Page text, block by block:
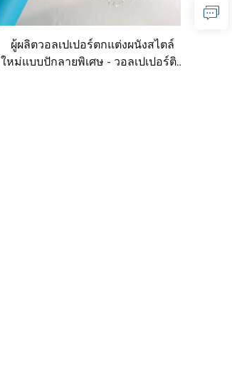
ผู้ผลิตวอลเปเปอร์ตกแต่งผนังสไตล์
ใหม่แบบปักลายพิเศษ - วอลเปเปอร์ติด